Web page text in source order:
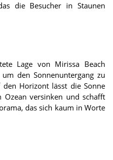
die Besucher in Staunen
Lage von Mirissa Beach
den Sonnenuntergang zu
Horizont lässt die Sonne
versinken und schafft
das sich kaum in Worte